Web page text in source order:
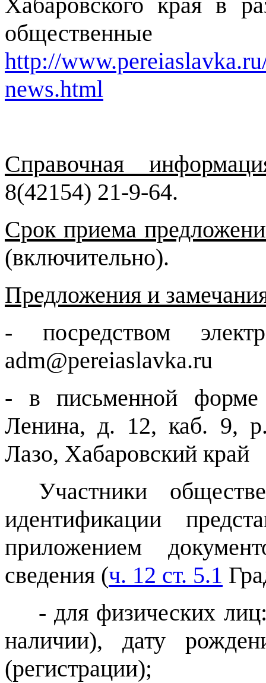
http://
news.html
Справочная
8(42154) 21-9-64.
Срок приема
(включительно).
Предложения и
- посредством
adm@pereiaslavka.ru
- в письменной
Ленина, д. 12, каб. 9,
Лазо, Хабаровский край
Участники
идентификации
приложением
сведения (ч. 12 ст. 5.1
- для физических
наличии), дату
(регистрации);